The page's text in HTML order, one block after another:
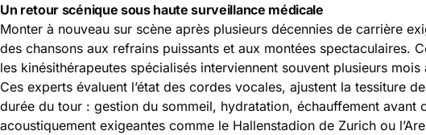
Un retour scénique sous haute surveillance médicale
Monter à nouveau sur scène après plusieurs décennies de carrière
des chansons aux refrains puissants et aux montées spectaculaires.
les kinésithérapeutes spécialisés interviennent souvent plusieurs
Ces experts évaluent l’état des cordes vocales, ajustent la tessiture
durée du tour : gestion du sommeil, hydratation, échauffement
acoustiquement exigeantes comme le Hallenstadion de Zurich ou